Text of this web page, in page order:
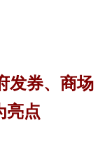
发券、商场
亮点